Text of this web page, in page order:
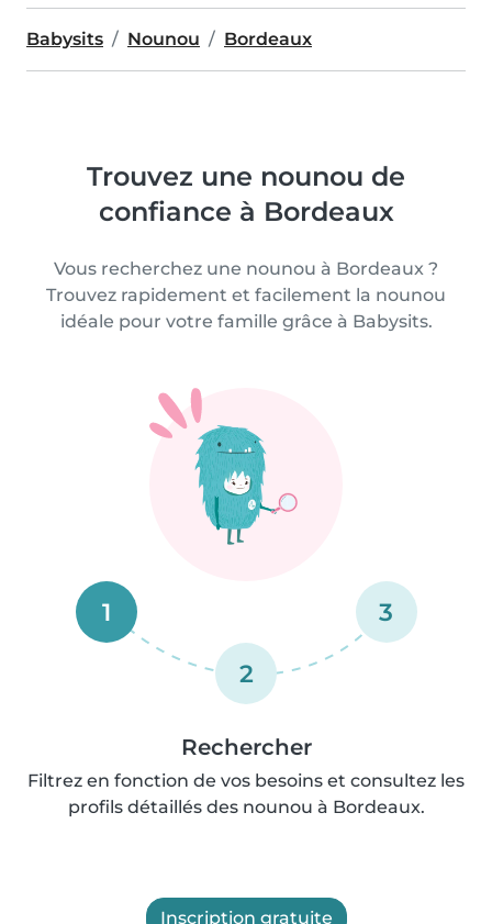
Babysits Nounou Bordeaux
Trouvez une nounou de
confiance à Bordeaux
Vous recherchez une nounou à Bordeaux ?
Trouvez rapidement et facilement la nounou
idéale pour votre famille grâce à Babysits.
1
2
3
Rechercher
Filtrez en fonction de vos besoins et consultez les
profils détaillés des nounou à Bordeaux.
Inscription gratuite